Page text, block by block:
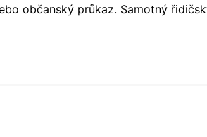
občanský průkaz. Samotný